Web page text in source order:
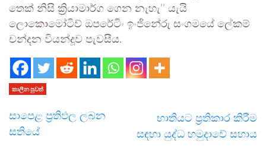
තෙක් නිසි ක්‍රියාමාර්ග ගෙන නැහැ’’ යැයි
ලොකොමෝටිව් ඔපරේටිං ඉංජිනේරු සංගමයේ ලේකම්
චන්දන වියන්දූව පැවසීය.
කාලීන පුවත්
සාපෙළ ප්‍රතිඵල ලබන
සතියේ
භාතියට ප්‍රතිකාර කිරීම
සඳහා යුද්ධ හමුදාවේ සහාය